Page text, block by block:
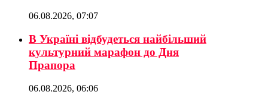
06.08.2026, 07:07
В Україні відбудеться найбільший
культурний марафон до Дня
Прапора
06.08.2026, 06:06